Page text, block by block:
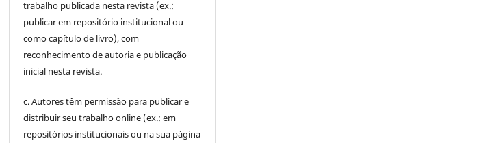
trabalho publicada nesta revista (ex.:
publicar em repositório institucional ou
como capítulo de livro), com
reconhecimento de autoria e publicação
inicial nesta revista.
c. Autores têm permissão para publicar e
distribuir seu trabalho online (ex.: em
repositórios institucionais ou na sua página